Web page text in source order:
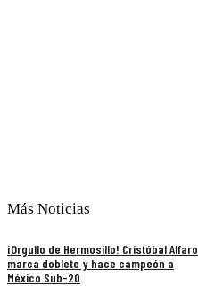
Más Noticias
¡Orgullo de Hermosillo! Cristóbal Alfaro
marca doblete y hace campeón a
México Sub-20